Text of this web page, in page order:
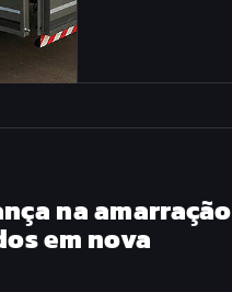
na amarração
em nova